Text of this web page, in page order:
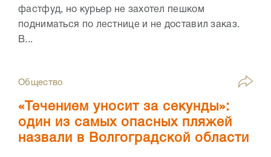
фастфуд, но курьер не захотел пешком
подниматься по лестнице и не доставил заказ.
В...
Общество
«Течением уносит за секунды»:
один из самых опасных пляжей
назвали в Волгоградской области